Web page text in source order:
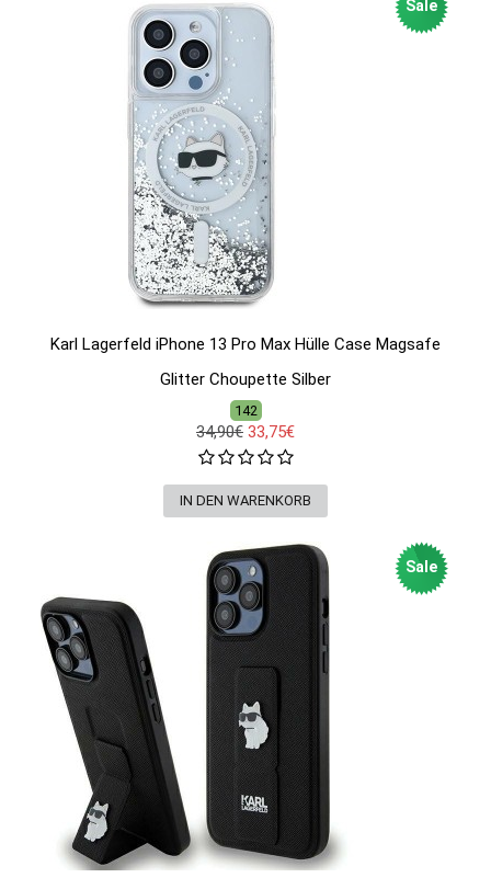
Sale
Karl Lagerfeld iPhone 13 Pro Max Hülle Case Magsafe
Glitter Choupette Silber
142
34,90€ 33,75€
Sale